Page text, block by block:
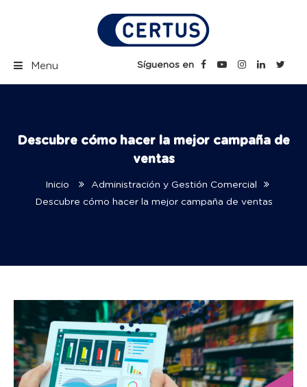
Certus Blog | Carreras
Menu Síguenos en
Descubre cómo hacer la mejor campaña de
ventas
Inicio
Administración y Gestión Comercial
Descubre cómo hacer la mejor campaña de ventas